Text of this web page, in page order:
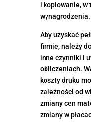
i kopiowanie, w
wynagrodzenia.
Aby uzyskać
firmie, należy
inne czynniki i
obliczeniach.
koszty druku
zależności od
zmiany cen
zmiany w